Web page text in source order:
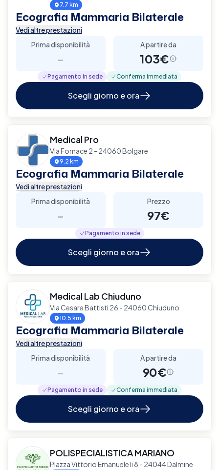
7.7 km
Ecografia Mammaria Bilaterale
Vedi altre prestazioni
Prima disponibilità
-
A partire da
103€
Pagamento in sede Conferma immediata
Scegli giorno e ora
Medical Pro
Via Fornace 2 - 24060 Bolgare
9.2 km
Ecografia Mammaria Bilaterale
Vedi altre prestazioni
Prima disponibilità
-
Prezzo
97€
Pagamento in sede
Scegli giorno e ora
Medical Lab Chiuduno
Via Cesare Battisti 26 - 24060 Chiuduno
10.5 km
Ecografia Mammaria Bilaterale
Vedi altre prestazioni
Prima disponibilità
-
A partire da
90€
Pagamento in sede Conferma immediata
Scegli giorno e ora
POLISPECIALISTICA MARIANO
Piazza Vittorio Emanuele Ii 8 - 24044 Dalmine